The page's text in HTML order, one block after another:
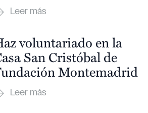
voluntariado en la
San Cristóbal de
Montemadrid